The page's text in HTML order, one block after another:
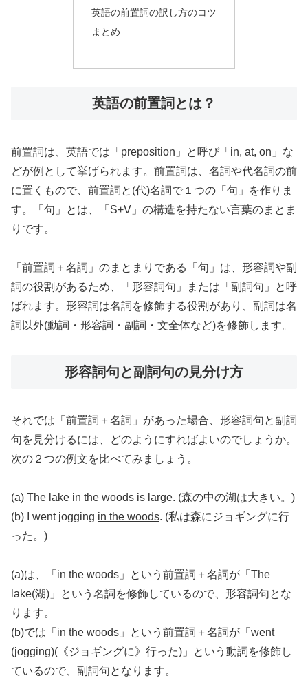
英語の前置詞の訳し方のコツ
まとめ
英語の前置詞とは？
前置詞は、英語では「preposition」と呼び「in, at, on」な
どが例として挙げられます。前置詞は、名詞や代名詞の前
に置くもので、前置詞と(代)名詞で１つの「句」を作りま
す。「句」とは、「S+V」の構造を持たない言葉のまとま
りです。
「前置詞＋名詞」のまとまりである「句」は、形容詞や副
詞の役割があるため、「形容詞句」または「副詞句」と呼
ばれます。形容詞は名詞を修飾する役割があり、副詞は名
詞以外(動詞・形容詞・副詞・文全体など)を修飾します。
形容詞句と副詞句の見分け方
それでは「前置詞＋名詞」があった場合、形容詞句と副詞
句を見分けるには、どのようにすればよいのでしょうか。
次の２つの例文を比べてみましょう。
(a) The lake in the woods is large. (森の中の湖は大きい。)
(b) I went jogging in the woods. (私は森にジョギングに行
った。)
(a)は、「in the woods」という前置詞＋名詞が「The
lake(湖)」という名詞を修飾しているので、形容詞句とな
ります。
(b)では「in the woods」という前置詞＋名詞が「went
(jogging)(《ジョギングに》行った)」という動詞を修飾し
ているので、副詞句となります。